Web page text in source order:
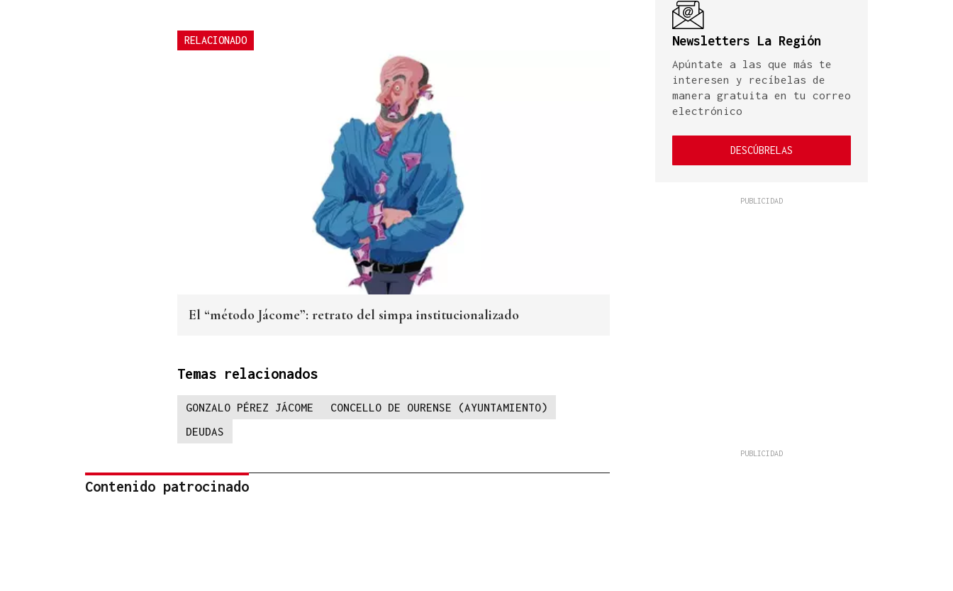
RELACIONADO
El “método Jácome”: retrato del simpa institucionalizado
Temas relacionados
GONZALO PÉREZ JÁCOME
CONCELLO DE OURENSE (AYUNTAMIENTO)
DEUDAS
Contenido patrocinado
Newsletters La Región
Apúntate a las que más te
interesen y recíbelas de
manera gratuita en tu correo
electrónico
DESCÚBRELAS